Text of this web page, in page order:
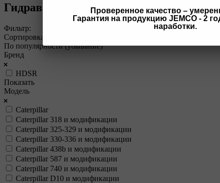
Проверенное качество –
Гарантия на продукцию JEMCO - 2
наработки.
Гидравлические насосы для CAT
Фильтр:
Сортировка
По популярности (убывание)
Бренд
HDSR
Показать
Модель
Caterpillar
Caterpillar 318 и модификации
Caterpillar 325-329 и модификации
Caterpillar 330-336 и модификации
Caterpillar 438b и модификации
Caterpillar 587 и модификации
Caterpillar 740 и модификации
Caterpillar D10 и модификации